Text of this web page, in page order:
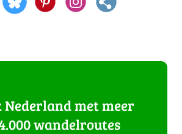
Nederland met meer
wandelroutes